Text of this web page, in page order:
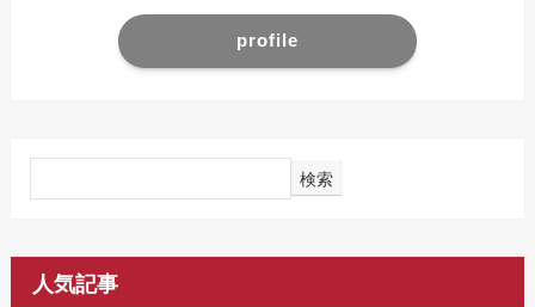
profile
検索
人気記事